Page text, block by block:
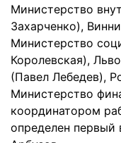
Министерство
Захарченко),
Министерство
Королевская),
(Павел Лебедев),
Министерство
координатором
определен